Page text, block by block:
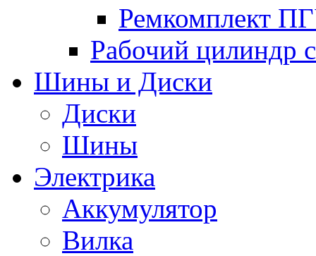
Ремкомплект
Рабочий цилиндр
Шины и Диски
Диски
Шины
Электрика
Аккумулятор
Вилка